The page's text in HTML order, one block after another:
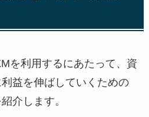
を利用するにあたって、資
益を伸ばしていくための
介します。